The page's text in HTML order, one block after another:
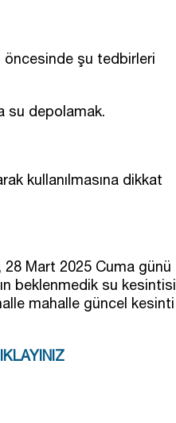
öncesinde şu tedbirleri
su depolamak.
kullanılmasına dikkat
28 Mart 2025 Cuma günü
beklenmedik su kesintisi
mahalle güncel kesinti